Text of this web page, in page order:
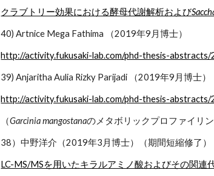
クラブトリー効果における酵母代謝解析および
40) Artnice Mega Fathima （2019年9月博士）
http://activity.fukusaki-lab.com/phd-thesis-
39) Anjaritha Aulia Rizky Parijadi （2019年9月博士）
http://activity.fukusaki-lab.com/phd-thesis-
（Garcinia mangostanaのメタボリックプロファイリ
38）中野洋介（2019年3月博士）（期間短縮修了）
LC-MS/MSを用いたキラルアミノ酸およびその関